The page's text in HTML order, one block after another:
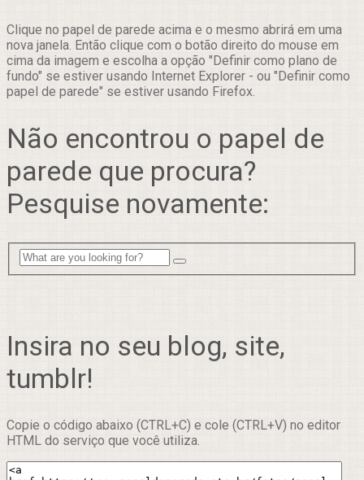
Clique no papel de parede acima e o mesmo abrirá em uma
nova janela. Então clique com o botão direito do mouse em
cima da imagem e escolha a opção "Definir como plano de
fundo" se estiver usando Internet Explorer - ou "Definir como
papel de parede" se estiver usando Firefox.
Não encontrou o papel de
parede que procura?
Pesquise novamente:
Insira no seu blog, site,
tumblr!
Copie o código abaixo (CTRL+C) e cole (CTRL+V) no editor
HTML do serviço que você utiliza.